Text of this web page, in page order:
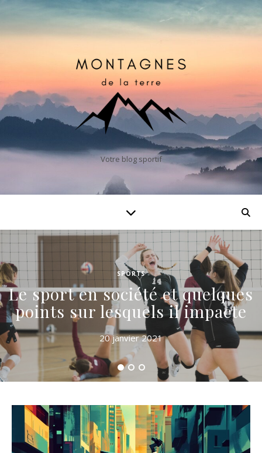
Votre blog sportif
SPORTS
Le sport en société et quelques
points sur lesquels il impacte
20 janvier 2021